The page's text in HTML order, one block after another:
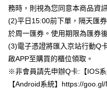
大哥付你分期
相關說明
【大哥付你分期使用說明】
1.本服務由台灣大哥大提供，台灣
2.付款方式選擇「大哥付你分期
流程，驗證手機門號後，選擇欲分
成交易。
4.訂單成立30分鐘內，如未前往確
【關於「AFTEE先享後付」】
AFTEE先享後付是「在收到商品之
便利好安心！
ATM付款
務時，則視為您同意本商品資
(2)平日15:00前下單，隔天匯
於周一匯券。使用期限為匯券
(3)電子憑證將匯入京站行動Q
啟APP至購買的櫃位領取。
※非會員請先申辦Q卡:【IOS
【Android系統】https://